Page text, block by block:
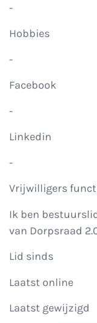
-
Hobbies
-
Facebook
-
Linkedin
-
Vrijwilligers
Ik ben
van Dorpsraad
Lid sinds
Laatst online
Laatst gewijzigd